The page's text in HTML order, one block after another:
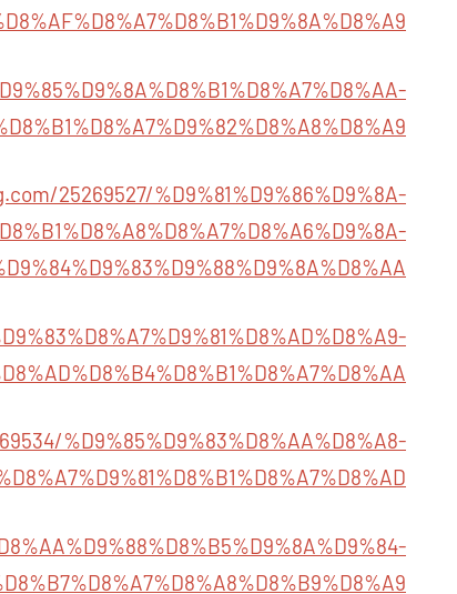
25269527/%D9%81%D9%86%D9%8A-
%D9%85%D9%83%D8%AA%D8%A8-